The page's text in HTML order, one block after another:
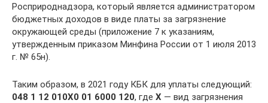
Росприроднадзора, который является администратором
бюджетных доходов в виде платы за загрязнение
окружающей среды (приложение 7 к указаниям,
утвержденным приказом Минфина России от 1 июля 2013
г. № 65н).
Таким образом, в 2021 году КБК для уплаты следующий:
048 1 12 010X0 01 6000 120, где X — вид загрязнения